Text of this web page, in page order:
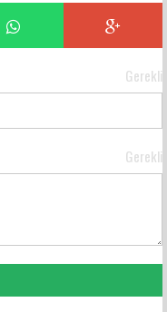
Gerekli
Gerekli